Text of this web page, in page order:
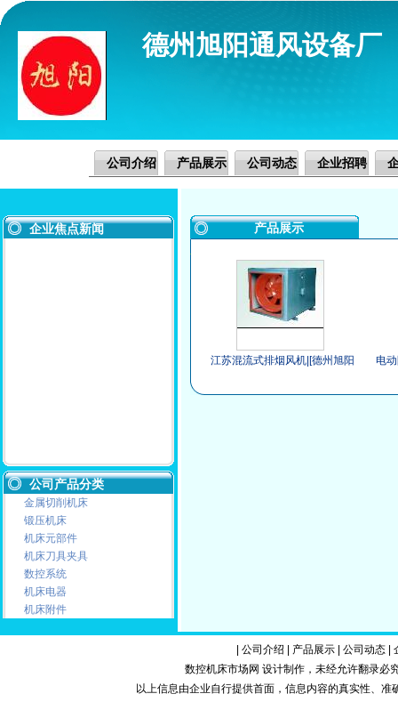
德州旭阳通风设备厂
公司介绍 产品展示 公司动态 企业招聘
企业焦点新闻
公司产品分类
金属切削机床
锻压机床
机床元部件
机床刀具夹具
数控系统
机床电器
机床附件
产品展示
江苏混流式排烟风机|[德州旭阳
电
公司介绍 产品展示| 公司动态|
数控机床市场网 设计制作，未经允许翻录必
以上信息由企业自行提供首面，信息内容的真实性、